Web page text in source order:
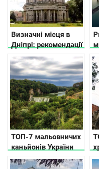
Визначні місця в
Дніпрі: рекомендації
що подивитися від
місцевих жителів
ТОП-7 мальовничих
каньйонів України